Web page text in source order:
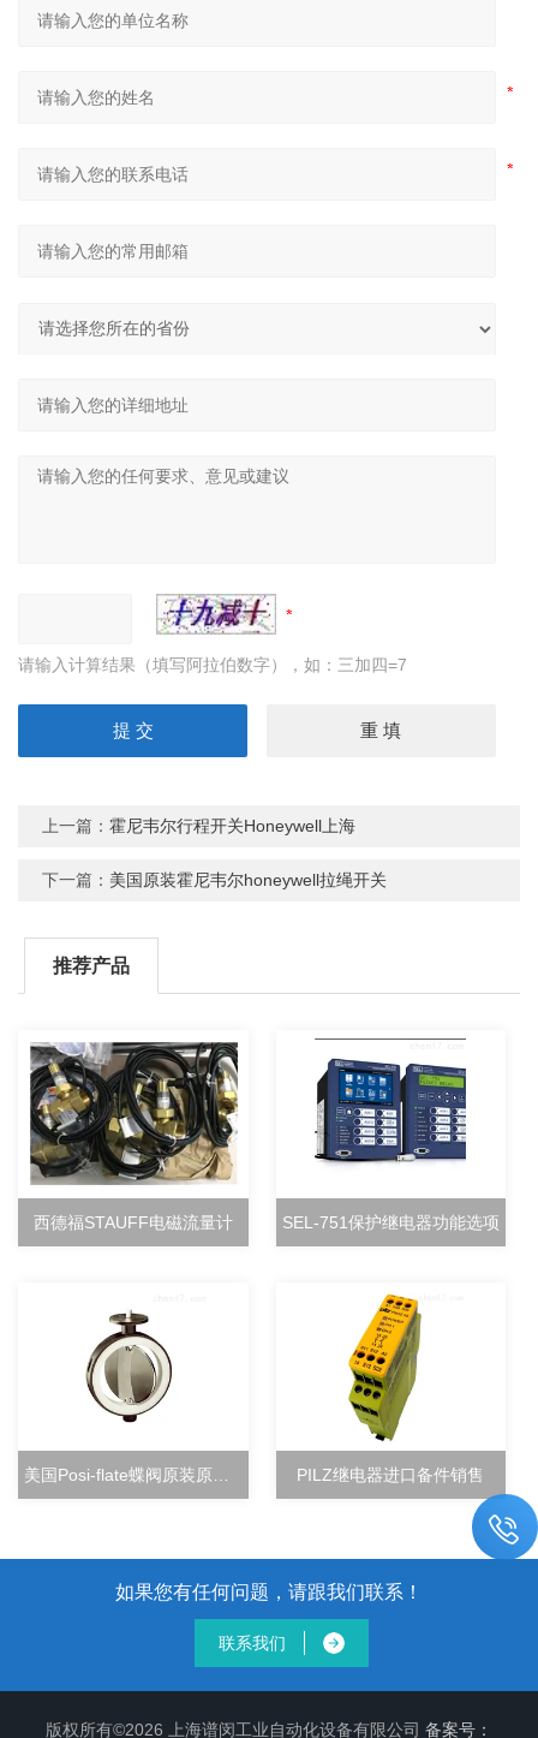
请输入计算结果（填写阿拉伯数字），如：三加四=7
上一篇：霍尼韦尔行程开关Honeywell上海
下一篇： 美国原装霍尼韦尔honeywell拉绳开关
推荐产品
西德福STAUFF电磁流量计 SEL-751保护继电器功能选项
PILZ继电器进口备件销售
如果您有任何问题，请跟我们联系！
联系我们
版权所有©2026 上海谱闵工业自动化设备有限公司 备案号：